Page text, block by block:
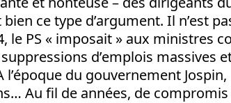
ce type d’argument. Il n’est
le PS « imposait » aux ministres
d’emplois massives
l’époque du gouvernement
Au fil de années, de